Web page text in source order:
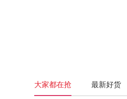
大家都在抢 最新好货